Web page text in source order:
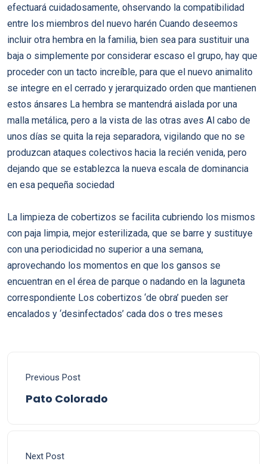
efectuará cuidadosamente, ohservando la compatibilidad
entre los miembros del nuevo harén Cuando deseemos
incluir otra hembra en la familia, bien sea para sustituir una
baja o simplemente por considerar escaso el grupo, hay que
proceder con un tacto increíble, para que el nuevo animalito
se integre en el cerrado y jerarquizado orden que mantienen
estos ánsares La hembra se mantendrá aislada por una
malla metálica, pero a la vista de las otras aves Al cabo de
unos días se quita la reja separadora, vigilando que no se
produzcan ataques colectivos hacia la recién venida, pero
dejando que se establezca la nueva escala de dominancia
en esa pequeña sociedad
La limpieza de cobertizos se facilita cubriendo los mismos
con paja limpia, mejor esterilizada, que se barre y sustituye
con una periodicidad no superior a una semana,
aprovechando los momentos en que los gansos se
encuentran en el érea de parque o nadando en la laguneta
correspondiente Los cobertizos ‘de obra’ pueden ser
encalados y ‘desinfectados’ cada dos o tres meses
Previous Post
Pato Colorado
Next Post